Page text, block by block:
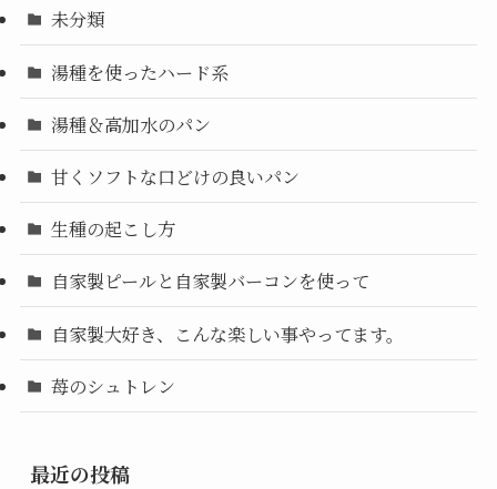
未分類
湯種を使ったハード系
湯種＆高加水のパン
甘くソフトな口どけの良いパン
生種の起こし方
自家製ピールと自家製バーコンを使って
自家製大好き、こんな楽しい事やってます。
苺のシュトレン
最近の投稿